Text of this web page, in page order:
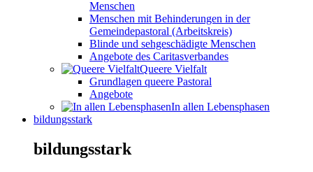
Menschen
Menschen mit Behinderungen in der
Gemeindepastoral (Arbeitskreis)
Blinde und sehgeschädigte Menschen
Angebote des Caritasverbandes
Queere Vielfalt
Grundlagen queere Pastoral
Angebote
In allen Lebensphasen
bildungsstark
bildungsstark